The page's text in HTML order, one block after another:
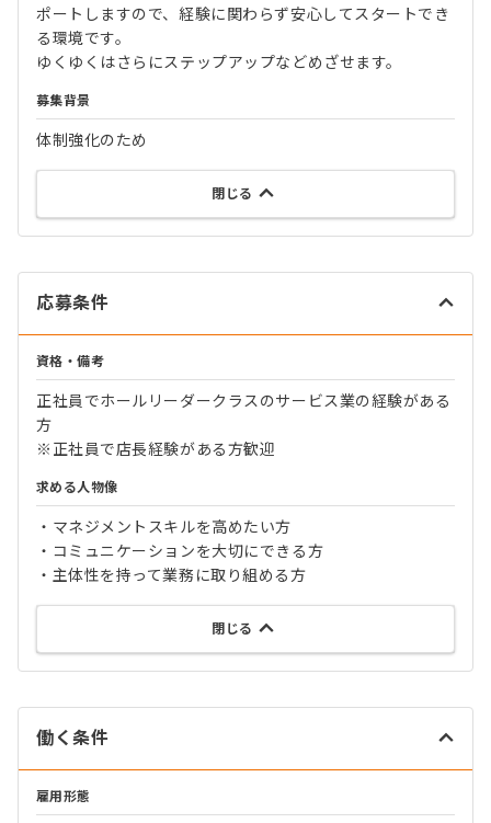
ポートしますので、経験に関わらず安心してスタートでき
る環境です。
ゆくゆくはさらにステップアップなどめざせます。
募集背景
体制強化のため
閉じる
応募条件
資格・備考
正社員でホールリーダークラスのサービス業の経験がある
方
※正社員で店長経験がある方歓迎
求める人物像
・マネジメントスキルを高めたい方
・コミュニケーションを大切にできる方
・主体性を持って業務に取り組める方
閉じる
働く条件
雇用形態